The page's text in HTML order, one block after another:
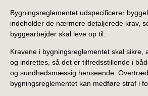
Bygningsreglementet udspecificerer
indeholder de nærmere detaljerede krav,
byggearbejder skal leve op til.
Kravene i bygningsreglementet skal sikre,
og indrettes, så det er tilfredsstillende i
og sundhedsmæssig henseende.
bygningsreglementet kan medføre straf i